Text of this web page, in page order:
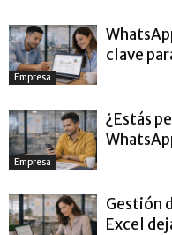
Empresa
clave
Empresa
¿Estás
Gestión
Excel